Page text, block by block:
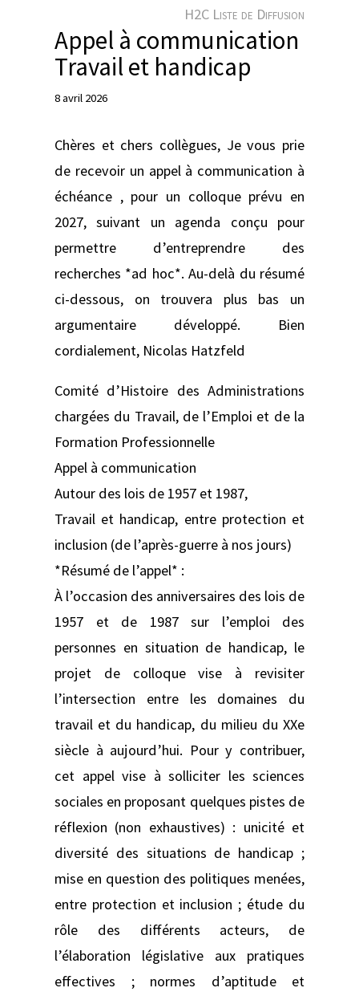
H2C Liste de Diffusion
Appel à communication
Travail et handicap
8 avril 2026
Chères et chers collègues, Je vous prie
de recevoir un appel à communication à
échéance , pour un colloque prévu en
2027, suivant un agenda conçu pour
permettre d’entreprendre des
recherches *ad hoc*. Au-delà du résumé
ci-dessous, on trouvera plus bas un
argumentaire développé. Bien
cordialement, Nicolas Hatzfeld
Comité d’Histoire des Administrations
chargées du Travail, de l’Emploi et de la
Formation Professionnelle
Appel à communication
Autour des lois de 1957 et 1987,
Travail et handicap, entre protection et
inclusion (de l’après-guerre à nos jours)
*Résumé de l’appel* :
À l’occasion des anniversaires des lois de
1957 et de 1987 sur l’emploi des
personnes en situation de handicap, le
projet de colloque vise à revisiter
l’intersection entre les domaines du
travail et du handicap, du milieu du XXe
siècle à aujourd’hui. Pour y contribuer,
cet appel vise à solliciter les sciences
sociales en proposant quelques pistes de
réflexion (non exhaustives) : unicité et
diversité des situations de handicap ;
mise en question des politiques menées,
entre protection et inclusion ; étude du
rôle des différents acteurs, de
l’élaboration législative aux pratiques
effectives ; normes d’aptitude et